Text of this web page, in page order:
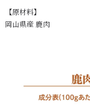
【原材料】
岡山県産 鹿肉